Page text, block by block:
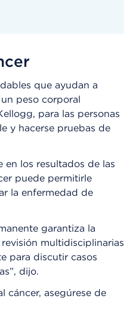
que ayudan a
peso corporal
para las personas
y hacerse pruebas de
en los resultados de las
puede permitirle
la enfermedad de
garantiza la
multidisciplinarias
para discutir casos
dijo.
cáncer, asegúrese de